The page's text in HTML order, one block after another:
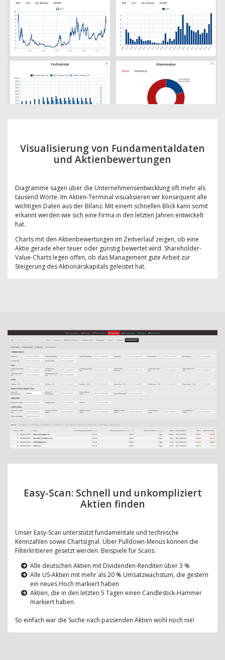
Visualisierung von Fundamentaldaten
und Aktienbewertungen
Diagramme sagen über die Unternehmensentwicklung oft mehr als
tausend Worte. Im Aktien-Terminal visualisieren wir konsequent alle
wichtigen Daten aus der Bilanz. Mit einem schnellen Blick kann somit
erkannt werden wie sich eine Firma in den letzten Jahren entwickelt
hat.
Charts mit den Aktienbewertungen im Zeitverlauf zeigen, ob eine
Aktie gerade eher teuer oder günstig bewertet wird. Shareholder-
Value-Charts legen offen, ob das Management gute Arbeit zur
Steigerung des Aktionärskapitals geleistet hat.
Easy-Scan: Schnell und unkompliziert
Aktien finden
Unser Easy-Scan unterstützt fundamentale und technische
Kennzahlen sowie Chartsignal. Über Pulldown-Menüs können die
Filterkritieren gesetzt werden. Beispiele für Scans:
Alle deutschen Aktien mit Dividenden-Renditen über 3 %
Alle US-Aktien mit mehr als 20 % Umsatzwachstum, die gestern
ein neues Hoch markiert haben
Aktien, die in den letzten 5 Tagen einen Candlestick-Hammer
markiert haben.
So einfach war die Suche nach passenden Aktien wohl noch nie!